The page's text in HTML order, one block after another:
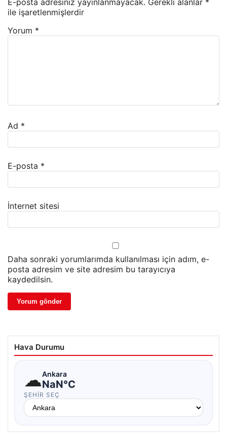
E-posta adresiniz yayınlanmayacak. Gerekli alanlar *
ile işaretlenmişlerdir
Yorum *
Ad *
E-posta *
İnternet sitesi
Daha sonraki yorumlarımda kullanılması için adım, e-
posta adresim ve site adresim bu tarayıcıya
kaydedilsin.
Hava Durumu
☁Ankara
NaN°C
ŞEHIR SEÇ